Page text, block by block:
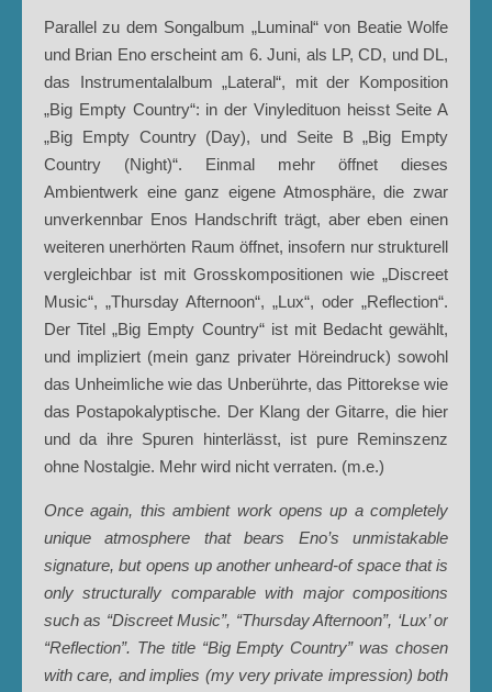
Parallel zu dem Songalbum „Luminal“ von Beatie Wolfe
und Brian Eno erscheint am 6. Juni, als LP, CD, und DL,
das Instrumentalalbum „Lateral“, mit der Komposition
„Big Empty Country“: in der Vinyledituon heisst Seite A
„Big Empty Country (Day), und Seite B „Big Empty
Country (Night)“. Einmal mehr öffnet dieses
Ambientwerk eine ganz eigene Atmosphäre, die zwar
unverkennbar Enos Handschrift trägt, aber eben einen
weiteren unerhörten Raum öffnet, insofern nur strukturell
vergleichbar ist mit Grosskompositionen wie „Discreet
Music“, „Thursday Afternoon“, „Lux“, oder „Reflection“.
Der Titel „Big Empty Country“ ist mit Bedacht gewählt,
und impliziert (mein ganz privater Höreindruck) sowohl
das Unheimliche wie das Unberührte, das Pittorekse wie
das Postapokalyptische. Der Klang der Gitarre, die hier
und da ihre Spuren hinterlässt, ist pure Reminszenz
ohne Nostalgie. Mehr wird nicht verraten. (m.e.)
Once again, this ambient work opens up a completely
unique atmosphere that bears Eno’s unmistakable
signature, but opens up another unheard-of space that is
only structurally comparable with major compositions
such as “Discreet Music”, “Thursday Afternoon”, ‘Lux’ or
“Reflection”. The title “Big Empty Country” was chosen
with care, and implies (my very private impression) both